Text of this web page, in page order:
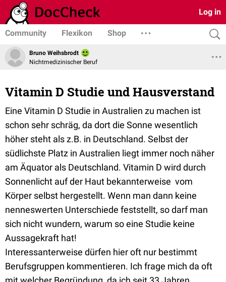
Log in
Community Flexikon Shop
Bruno Weihsbrodt
Nichtmedizinischer Beruf
Vitamin D Studie und Hausverstand
Eine Vitamin D Studie in Australien zu machen ist
schon sehr schräg, da dort die Sonne wesentlich
höher steht als z.B. in Deutschland. Selbst der
südlichste Platz in Australien liegt immer noch näher
am Äquator als Deutschland. Vitamin D wird durch
Sonnenlicht auf der Haut bekannterweise vom
Körper selbst hergestellt. Wenn man dann keine
nenneswerten Unterschiede feststellt, so darf man
sich nicht wundern, warum so eine Studie keine
Aussagekraft hat!
Interessanterweise dürfen hier oft nur bestimmt
Berufsgruppen kommentieren. Ich frage mich da oft